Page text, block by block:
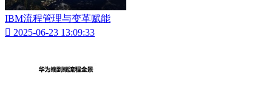
IBM流程管理与变革赋能
 2025-06-23 13:09:33